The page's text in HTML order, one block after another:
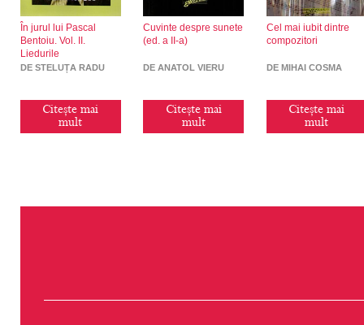
În jurul lui Pascal
Bentoiu. Vol. II.
Liedurile
DE STELUȚA RADU
Citește mai
mult
Cuvinte despre sunete
(ed. a II-a)
DE ANATOL VIERU
Citește mai
mult
Cel mai iubit dintre
compozitori
DE MIHAI COSMA
Citește mai
mult